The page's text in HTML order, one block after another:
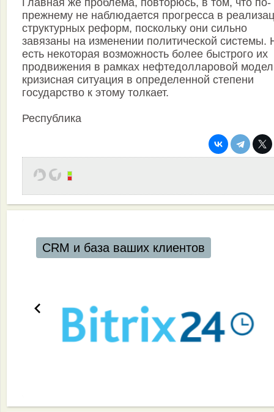
Главная же проблема, повторюсь, в том, что по-
прежнему не наблюдается прогресса в
структурных реформ, поскольку они сильно
завязаны на изменении политической системы.
есть некоторая возможность более быстрого их
продвижения в рамках нефтедолларовой
кризисная ситуация в определенной степени
государство к этому толкает.
Республика
CRM и база ваших клиентов